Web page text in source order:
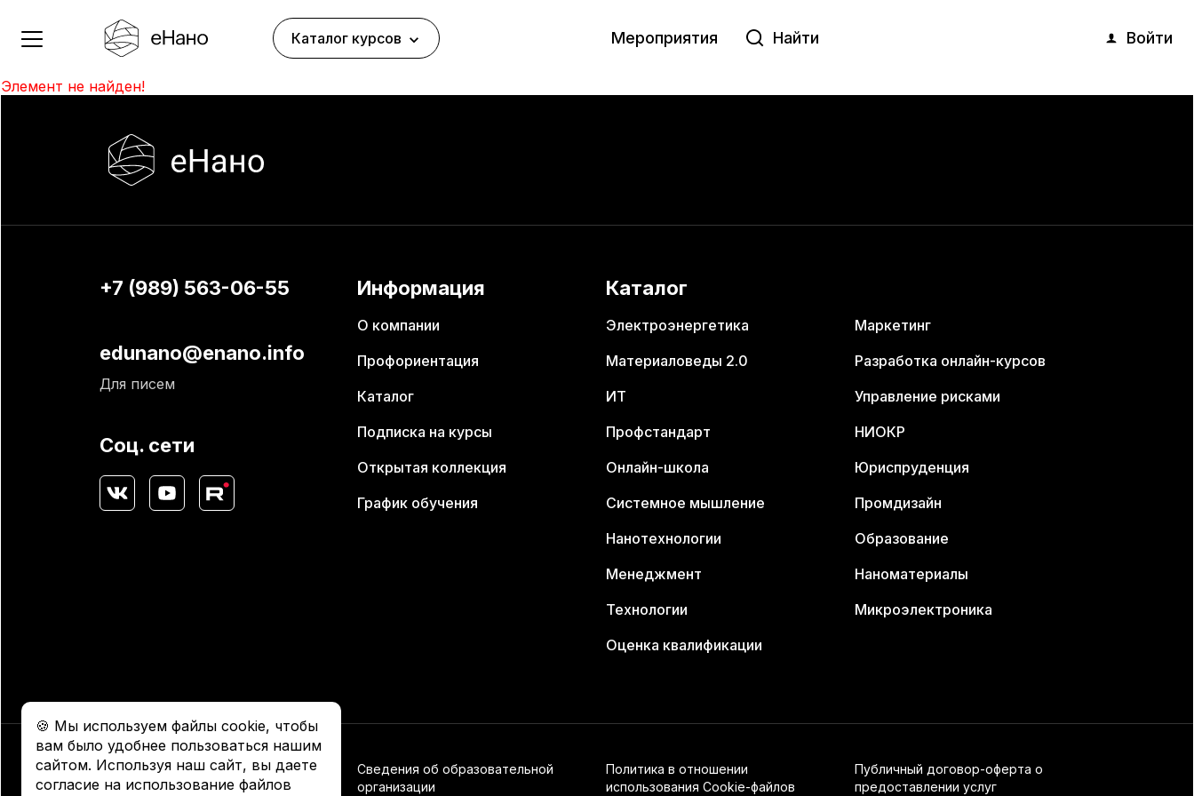
Каталог курсов Мероприятия Войти
Элемент не найден!
+7 (989) 563-06-55
edunano@enano.info
Для писем
Соц. сети
Информация
О компании
Профориентация
Каталог
Подписка на курсы
Открытая коллекция
График обучения
Каталог
Электроэнергетика
Материаловеды 2.0
ИТ
Профстандарт
Онлайн-школа
Системное мышление
Нанотехнологии
Менеджмент
Технологии
Оценка квалификации
Маркетинг
Разработка онлайн-курсов
Управление рисками
НИОКР
Юриспруденция
Промдизайн
Образование
Наноматериалы
Микроэлектроника
Россия, 117292, г.Москва,
ул. Ивана Бабушкина, дом 16А
Сведения об образовательной
организации
Политика в отношении
использования Cookie-файлов
Публичный договор-оферта о
предоставлении услуг
🍪 Мы используем файлы cookie, чтобы
вам было удобнее пользоваться нашим
сайтом. Используя наш сайт, вы даете
согласие на использование файлов